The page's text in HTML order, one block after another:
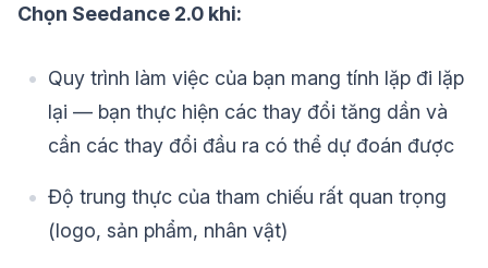
Chọn Seedance 2.0 khi:
Quy trình làm việc của bạn mang tính lặp đi lặp
lại — bạn thực hiện các thay đổi tăng dần và
cần các thay đổi đầu ra có thể dự đoán được
Độ trung thực của tham chiếu rất quan trọng
(logo, sản phẩm, nhân vật)